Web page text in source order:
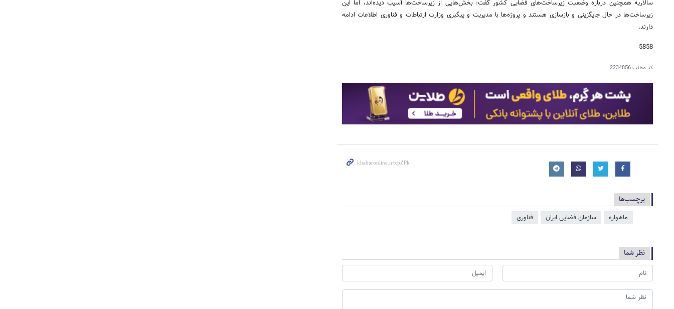
سالاریه همچنین درباره وضعیت زیرساخت‌های فضایی کشور گفت: بخش‌هایی از زیرساخت‌ها آسیب دیده‌اند، اما این
زیرساخت‌ها در حال جایگزینی و بازسازی هستند و پروژه‌ها با مدیریت و پیگیری وزارت ارتباطات و فناوری اطلاعات ادامه
دارند.
5858
کد مطلب2234856
برچسب‌ها
ماهواره سازمان فضایی ایران فناوری
نظر شما